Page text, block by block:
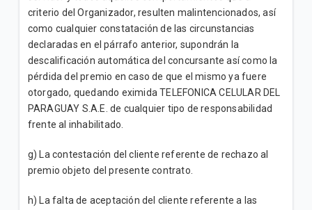
criterio del Organizador, resulten malintencionados, así
como cualquier constatación de las circunstancias
declaradas en el párrafo anterior, supondrán la
descalificación automática del concursante así como la
pérdida del premio en caso de que el mismo ya fuere
otorgado, quedando eximida TELEFONICA CELULAR DEL
PARAGUAY S.A.E. de cualquier tipo de responsabilidad
frente al inhabilitado.
g) La contestación del cliente referente de rechazo al
premio objeto del presente contrato.
h) La falta de aceptación del cliente referente a las